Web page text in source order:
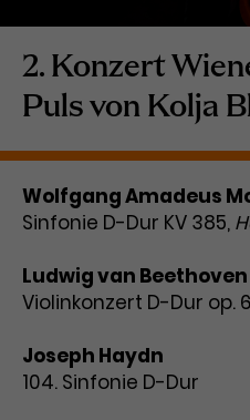
Zweck
Analytics
darüber zu
nutzen, und
eines
erhobenen
stammen,
Seiten.
Zweck
Dieses
dient der
2. Konzert
Puls von Kolja
Wolfgang Amadeus
Sinfonie D-Dur KV 385,
Ludwig van Beethoven
Violinkonzert D-Dur op.
Joseph Haydn
104. Sinfonie D-Dur